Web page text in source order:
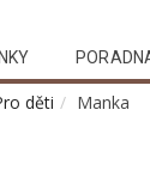
děti Manka